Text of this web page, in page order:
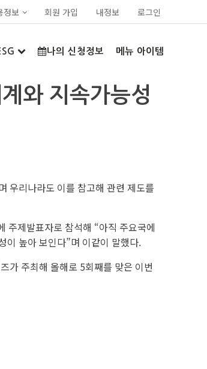
정보 회원 가입 내정보 로그인
나의 신청정보 메뉴 아이템
와 지속가능성
우리나라도 이를 참고해 관련 제도를
주제발표자로 참석해 “아직 주요국에
이 높아 보인다”며 이같이 말했다.
가 주최해 올해로 5회째를 맞은 이번